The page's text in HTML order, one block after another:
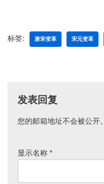
标签: 唐宋变革 宋元变革
发表回复
您的邮箱地址不会被公开。
显示名称 *